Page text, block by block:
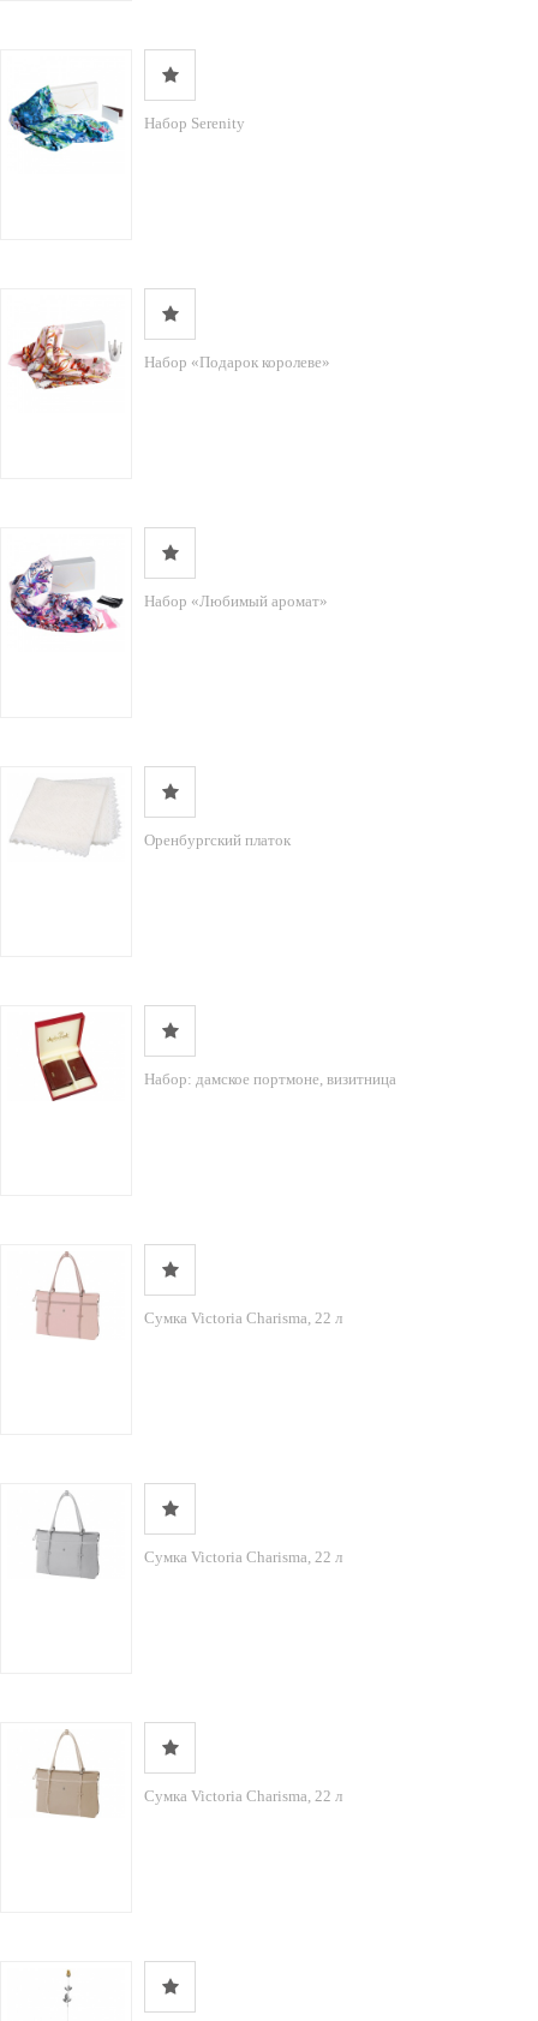
Набор Serenity
Набор «Подарок королеве»
Набор «Любимый аромат»
Оренбургский платок
Набор: дамское портмоне, визитница
Сумка Victoria Charisma, 22 л
Сумка Victoria Charisma, 22 л
Сумка Victoria Charisma, 22 л